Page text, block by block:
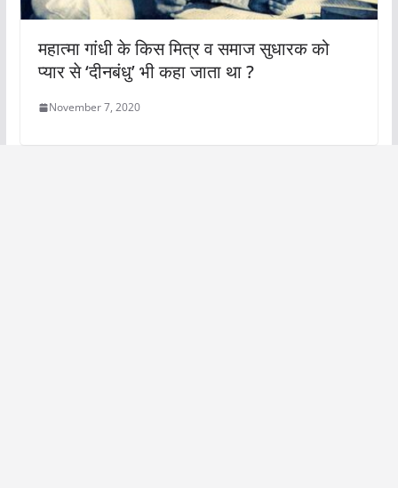
महात्मा गांधी के किस मित्र व समाज सुधारक को
प्यार से ‘दीनबंधु’ भी कहा जाता था ?
November 7, 2020